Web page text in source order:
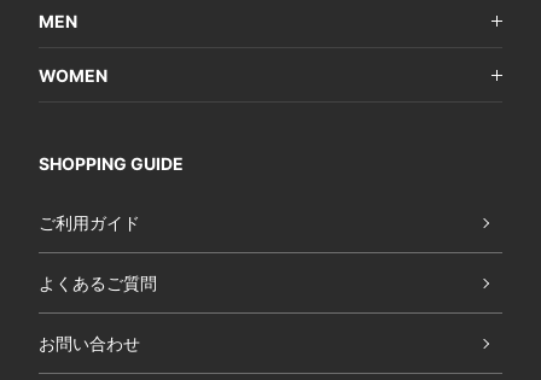
MEN
WOMEN
SHOPPING GUIDE
ご利用ガイド
よくあるご質問
お問い合わせ